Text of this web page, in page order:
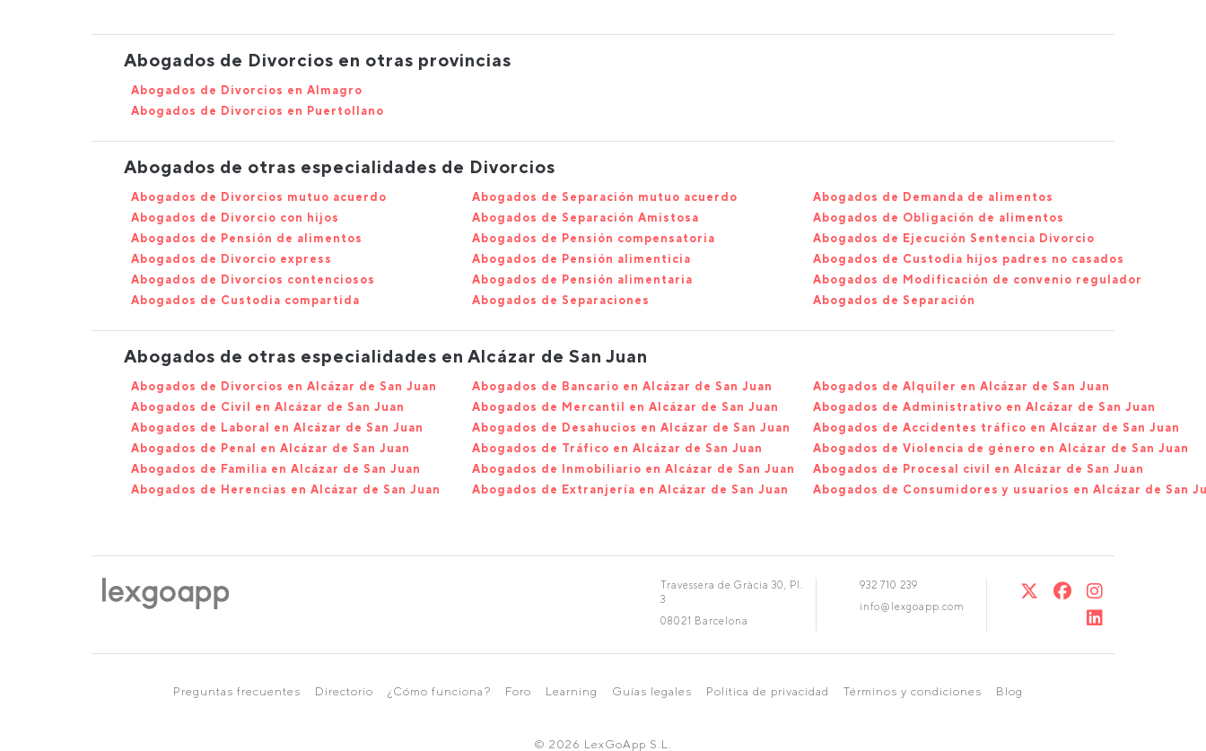
Abogados de Divorcios en otras provincias
Abogados de Divorcios en Almagro
Abogados de Divorcios en Puertollano
Abogados de otras especialidades de Divorcios
Abogados de Divorcios mutuo acuerdo
Abogados de Divorcio con hijos
Abogados de Pensión de alimentos
Abogados de Divorcio express
Abogados de Divorcios contenciosos
Abogados de Custodia compartida
Abogados de Separación mutuo acuerdo
Abogados de Separación Amistosa
Abogados de Pensión compensatoria
Abogados de Pensión alimenticia
Abogados de Pensión alimentaria
Abogados de Separaciones
Abogados de Demanda de alimentos
Abogados de Obligación de alimentos
Abogados de Ejecución Sentencia Divorcio
Abogados de Custodia hijos padres no casados
Abogados de Modificación de convenio regulador
Abogados de Separación
Abogados de otras especialidades en Alcázar de San Juan
Abogados de Divorcios en Alcázar de San Juan
Abogados de Civil en Alcázar de San Juan
Abogados de Laboral en Alcázar de San Juan
Abogados de Penal en Alcázar de San Juan
Abogados de Familia en Alcázar de San Juan
Abogados de Herencias en Alcázar de San Juan
Abogados de Bancario en Alcázar de San Juan
Abogados de Mercantil en Alcázar de San Juan
Abogados de Desahucios en Alcázar de San Juan
Abogados de Tráfico en Alcázar de San Juan
Abogados de Inmobiliario en Alcázar de San Juan
Abogados de Extranjería en Alcázar de San Juan
Abogados de Alquiler en Alcázar de San Juan
Abogados de Administrativo en Alcázar de San Juan
Abogados de Accidentes tráfico en Alcázar de San Juan
Abogados de Violencia de género en Alcázar de San Juan
Abogados de Procesal civil en Alcázar de San Juan
Abogados de Consumidores y usuarios en Alcázar de San
Travessera de Gràcia 30, Pl.
3
08021 Barcelona
932 710 239
info@lexgoapp.com
Preguntas frecuentes Directorio ¿Cómo funciona? Foro Learning Guías legales Política de privacidad Términos y condiciones Blog
© 2026 LexGoApp S.L.